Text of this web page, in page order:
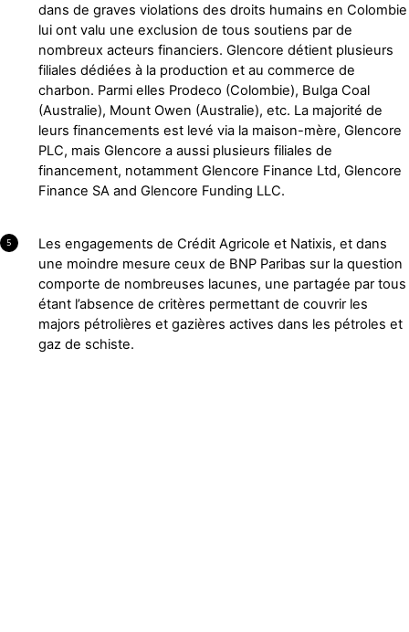
dans de graves violations des droits humains en Colombie
lui ont valu une exclusion de tous soutiens par de
nombreux acteurs financiers. Glencore détient plusieurs
filiales dédiées à la production et au commerce de
charbon. Parmi elles Prodeco (Colombie), Bulga Coal
(Australie), Mount Owen (Australie), etc. La majorité de
leurs financements est levé via la maison-mère, Glencore
PLC, mais Glencore a aussi plusieurs filiales de
financement, notamment Glencore Finance Ltd, Glencore
Finance SA and Glencore Funding LLC.
5
Les engagements de Crédit Agricole et Natixis, et dans
une moindre mesure ceux de BNP Paribas sur la question
comporte de nombreuses lacunes, une partagée par tous
étant l’absence de critères permettant de couvrir les
majors pétrolières et gazières actives dans les pétroles et
gaz de schiste.